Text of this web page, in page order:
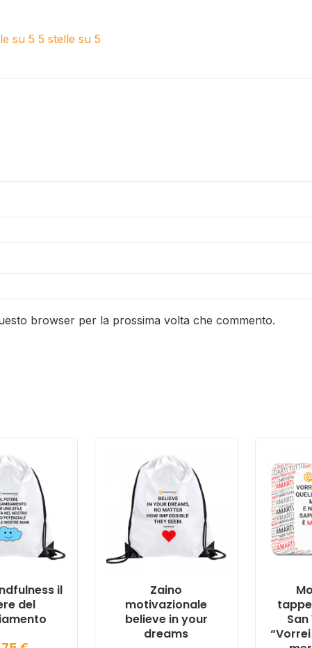
su 5 5 stelle su 5
browser per la prossima volta che commento.
il
del
Zaino
motivazionale
believe in your
dreams